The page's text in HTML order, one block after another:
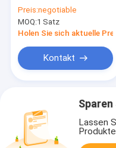
optische Sortierer
Preis:negotiable
MOQ:1 Satz
Holen Sie sich aktuelle Preis
Kontakt
Sparen
Lassen